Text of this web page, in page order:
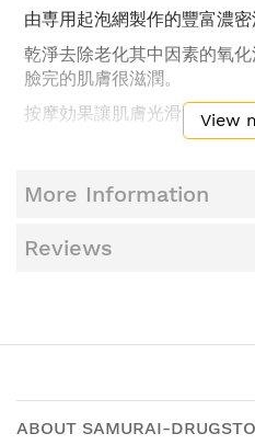
由専用起泡網製作的豐富濃密
乾淨去除老化其中因素的氧
臉完的肌膚很滋潤。
按摩効果讓肌膚光滑透亮
無著色
付専用起泡網（日本製）
2.充分起泡後、由網子取出
3.充分的泡沫塗抹在全臉、泡
View
More Information
Reviews
ABOUT SAMURAI-